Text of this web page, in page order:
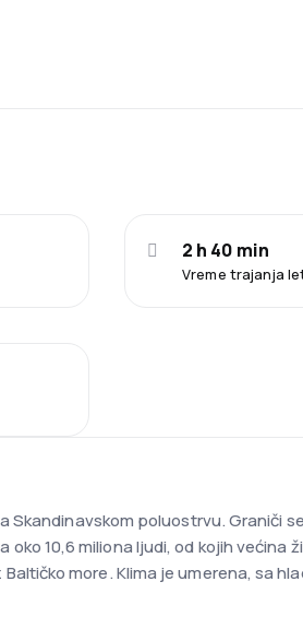
Vreme trajanja
2 h 40 min
poluostrvu. Graniči
10,6 miliona ljudi, od kojih većina
more. Klima je umerena, sa